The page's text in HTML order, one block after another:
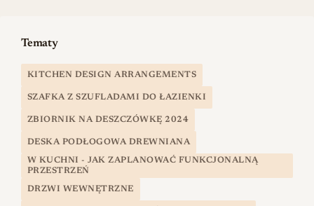
Tematy
KITCHEN DESIGN ARRANGEMENTS
SZAFKA Z SZUFLADAMI DO ŁAZIENKI
ZBIORNIK NA DESZCZÓWKĘ 2024
DESKA PODŁOGOWA DREWNIANA
W KUCHNI - JAK ZAPLANOWAĆ FUNKCJONALNĄ
PRZESTRZEŃ
DRZWI WEWNĘTRZNE